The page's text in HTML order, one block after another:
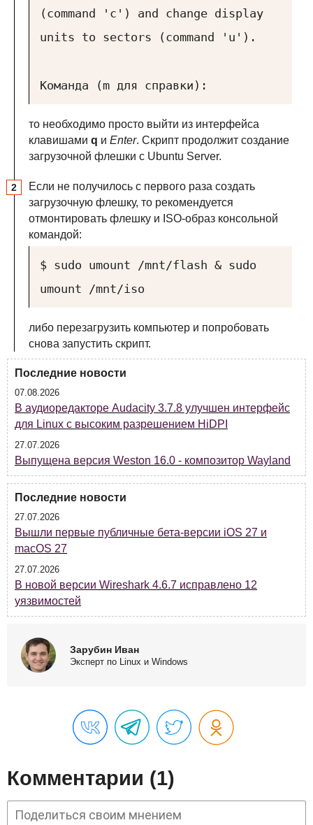
(command 'c') and change display
units to sectors (command 'u').
Команда (m для справки):
то необходимо просто выйти из интерфейса
клавишами q и Enter. Скрипт продолжит создание
загрузочной флешки с Ubuntu Server.
Если не получилось с первого раза создать
загрузочную флешку, то рекомендуется
отмонтировать флешку и ISO-образ консольной
командой:
$ sudo umount /mnt/flash & sudo
umount /mnt/iso
либо перезагрузить компьютер и попробовать
снова запустить скрипт.
Последние новости
07.08.2026
В аудиоредакторе Audacity 3.7.8 улучшен интерфейс
для Linux с высоким разрешением HiDPI
27.07.2026
Выпущена версия Weston 16.0 - композитор Wayland
Последние новости
27.07.2026
Вышли первые публичные бета-версии iOS 27 и
macOS 27
27.07.2026
В новой версии Wireshark 4.6.7 исправлено 12
уязвимостей
Зарубин Иван
Эксперт по Linux и Windows
Комментарии (1)